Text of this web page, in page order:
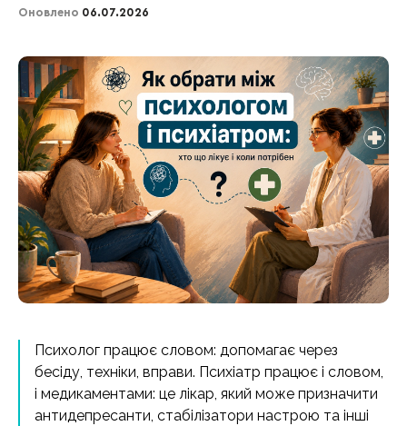
Оновлено 06.07.2026
Психолог працює словом: допомагає через
бесіду, техніки, вправи. Психіатр працює і словом,
і медикаментами: це лікар, який може призначити
антидепресанти, стабілізатори настрою та інші